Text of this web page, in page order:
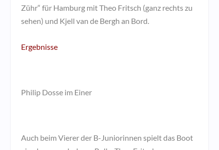
Zühr“ für Hamburg mit Theo Fritsch (ganz rechts zu
sehen) und Kjell van de Bergh an Bord.
Ergebnisse
Philip Dosse im Einer
Auch beim Vierer der B-Juniorinnen spielt das Boot